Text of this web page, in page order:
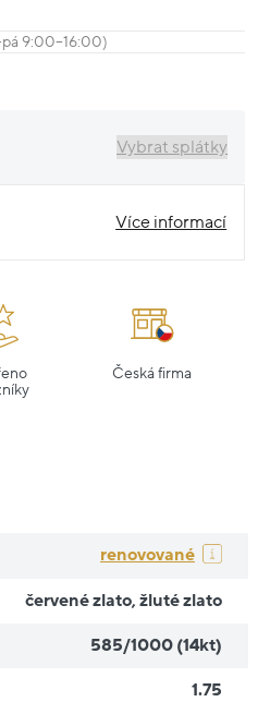
9:00–16:00)
Vybrat splátky
Více informací
Česká firma
renovované
červené zlato, žluté zlato
585/1000 (14kt)
1.75